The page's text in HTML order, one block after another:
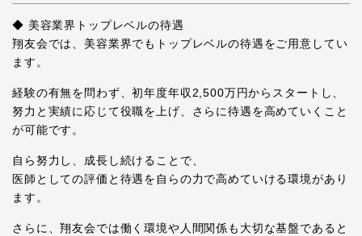
◆ 美容業界トップレベルの待遇
翔友会では、美容業界でもトップレベルの待遇をご用意してい
ます。
経験の有無を問わず、初年度年収2,500万円からスタートし、
努力と実績に応じて役職を上げ、さらに待遇を高めていくこと
が可能です。
自ら努力し、成長し続けることで、
医師としての評価と待遇を自らの力で高めていける環境があり
ます。
さらに、翔友会では働く環境や人間関係も大切な基盤であると